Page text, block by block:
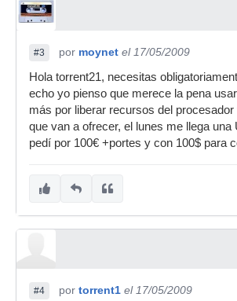
#3 por moynet el 17/05/2009
Hola torrent21, necesitas
echo yo pienso que merece la pena
más por liberar recursos del procesador
que van a ofrecer, el lunes me llega una
pedí por 100€ +portes y con 100$ para
#4 por torrent1 el 17/05/2009